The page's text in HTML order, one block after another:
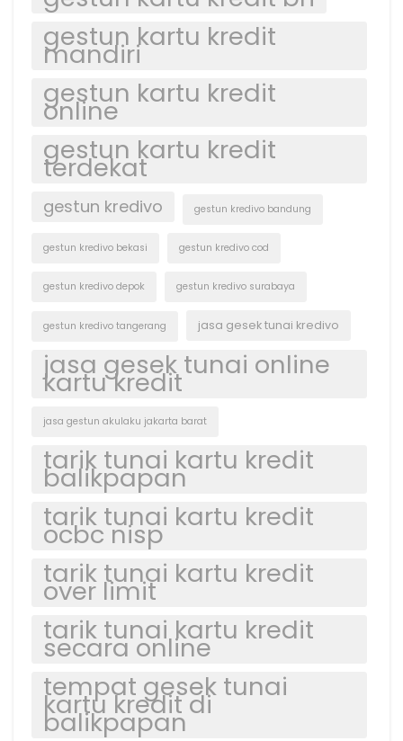
gestun kartu kredit
mandiri
gestun kartu kredit
online
gestun kartu kredit
terdekat
gestun kredivo gestun kredivo bandung
gestun kredivo bekasi gestun kredivo cod
gestun kredivo depok gestun kredivo surabaya
gestun kredivo tangerang jasa gesek tunai kredivo
jasa gesek tunai online
kartu kredit
jasa gestun akulaku jakarta barat
tarik tunai kartu kredit
balikpapan
tarik tunai kartu kredit
ocbc nisp
tarik tunai kartu kredit
over limit
tarik tunai kartu kredit
secara online
tempat gesek tunai
kartu kredit di
balikpapan